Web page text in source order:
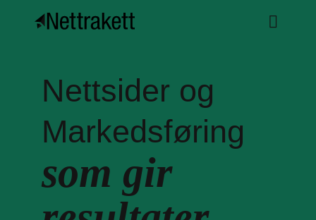
Nettsider og
Markedsføring
som gir